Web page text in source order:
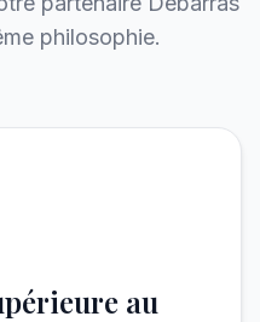
philosophie.
au